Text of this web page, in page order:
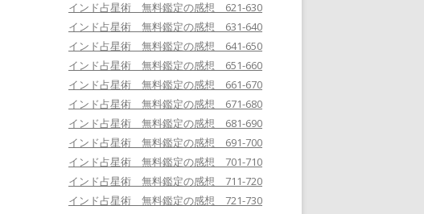
インド占星術 無料鑑定の感想 621-630
インド占星術 無料鑑定の感想 631-640
インド占星術 無料鑑定の感想 641-650
インド占星術 無料鑑定の感想 651-660
インド占星術 無料鑑定の感想 661-670
インド占星術 無料鑑定の感想 671-680
インド占星術 無料鑑定の感想 681-690
インド占星術 無料鑑定の感想 691-700
インド占星術 無料鑑定の感想 701-710
インド占星術 無料鑑定の感想 711-720
インド占星術 無料鑑定の感想 721-730